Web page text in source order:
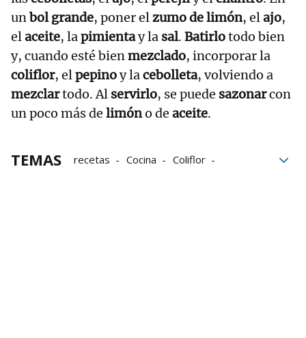
unbol grande, poner elzumo de limón, elajo,
elaceite, lapimientay la sal. Batirlotodo bien
y, cuando esté bienmezclado, incorporar la
coliflor, elpepinoy lacebolleta, volviendo a
mezclartodo. Al servirlo, se puede sazonarcon
un poco más de limóno de aceite.
TEMAS recetas Cocina
Coliflor